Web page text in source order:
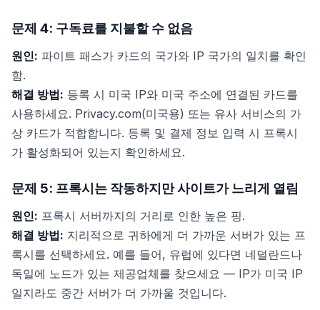
문제 4: 구독료를 지불할 수 없음
원인: 파이트 패스가 카드의 국가와 IP 국가의 일치를 확인
함.
해결 방법: 등록 시 미국 IP와 미국 주소에 연결된 카드를
사용하세요. Privacy.com(미국용) 또는 유사 서비스의 가
상 카드가 적합합니다. 등록 및 결제 정보 입력 시 프록시
가 활성화되어 있는지 확인하세요.
문제 5: 프록시는 작동하지만 사이트가 느리게 열림
원인: 프록시 서버까지의 거리로 인한 높은 핑.
해결 방법: 지리적으로 귀하에게 더 가까운 서버가 있는 프
록시를 선택하세요. 예를 들어, 유럽에 있다면 네덜란드나
독일에 노드가 있는 제공업체를 찾으세요 — IP가 미국 IP
일지라도 중간 서버가 더 가까울 것입니다.